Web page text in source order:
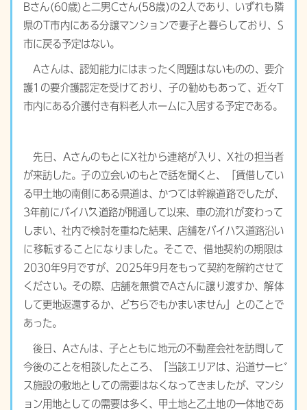
Bさん(60歳)と二男Cさん(58歳)の2人であり、いずれも隣
県のT市内にある分譲マンションで妻子と暮らしており、S
市に戻る予定はない。
Aさんは、認知能力にはまったく問題はないものの、要介
護1の要介護認定を受けており、子の勧めもあって、近々T
市内にある介護付き有料老人ホームに入居する予定である。
先日、AさんのもとにX社から連絡が入り、X社の担当者
が来訪した。子の立会いのもとで話を聞くと、「賃借してい
る甲土地の南側にある県道は、かつては幹線道路でしたが、
3年前にバイパス道路が開通して以来、車の流れが変わって
しまい、社内で検討を重ねた結果、店舗をバイパス道路沿い
に移転することになりました。そこで、借地契約の期限は
2030年9月ですが、2025年9月をもって契約を解約させて
ください。その際、店舗を無償でAさんに譲り渡すか、解体
して更地返還するか、どちらでもかまいません」とのことで
あった。
後日、Aさんは、子とともに地元の不動産会社を訪問して
今後のことを相談したところ、「当該エリアは、沿道サービ
ス施設の敷地としての需要はなくなってきましたが、マンシ
ョン用地としての需要は多く、甲土地と乙土地の一体地であ